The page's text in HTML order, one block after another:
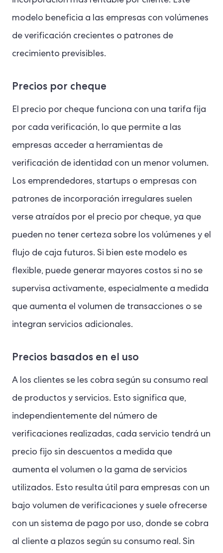
modelo beneficia a las empresas con volúmenes
de verificación crecientes o patrones de
crecimiento previsibles.
Precios por cheque
El precio por cheque funciona con una tarifa fija
por cada verificación, lo que permite a las
empresas acceder a herramientas de
verificación de identidad con un menor volumen.
Los emprendedores, startups o empresas con
patrones de incorporación irregulares suelen
verse atraídos por el precio por cheque, ya que
pueden no tener certeza sobre los volúmenes y el
flujo de caja futuros. Si bien este modelo es
flexible, puede generar mayores costos si no se
supervisa activamente, especialmente a medida
que aumenta el volumen de transacciones o se
integran servicios adicionales.
Precios basados en el uso
A los clientes se les cobra según su consumo real
de productos y servicios. Esto significa que,
independientemente del número de
verificaciones realizadas, cada servicio tendrá un
precio fijo sin descuentos a medida que
aumenta el volumen o la gama de servicios
utilizados. Esto resulta útil para empresas con un
bajo volumen de verificaciones y suele ofrecerse
con un sistema de pago por uso, donde se cobra
al cliente a plazos según su consumo real. Sin